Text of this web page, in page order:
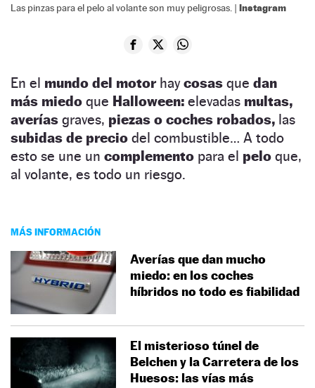
Las pinzas para el pelo al volante son muy peligrosas. | Instagram
En el mundo del motorhaycosas que dan
más miedo que Halloween: elevadas multas,
averías graves, piezas o coches robados, las
subidas de precio del combustible… A todo
esto se une un complemento para el pelo que,
al volante, es todo un riesgo.
MÁS INFORMACIÓN
Averías que dan mucho
miedo: en los coches
híbridos no todo es fiabilidad
El misterioso túnel de
Belchen y la Carretera de los
Huesos: las vías más